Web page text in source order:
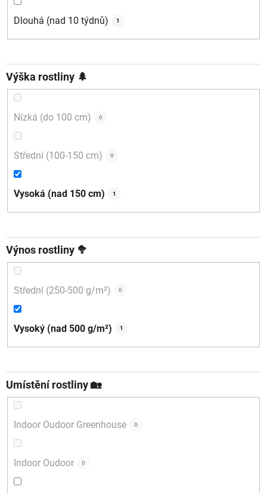
Dlouhá (nad 10 týdnů) 1
Výška rostliny 🌲
Nízká (do 100 cm) 0
Střední (100-150 cm) 0
Vysoká (nad 150 cm) 1
Výnos rostliny 🥦
Střední (250-500 g/m²) 0
Vysoký (nad 500 g/m²) 1
Umístění rostliny 🏡
Indoor Oudoor Greenhouse 0
Indoor Oudoor 0